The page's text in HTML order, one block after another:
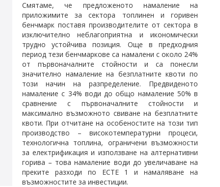
Смятаме, че предложеното намаление на
приложимите за сектора топлинен и горивен
бенчмарк поставя производителите от сектора в
изключително неблагоприятна и икономически
трудно устойчива позиция. Още в предходния
период тези бенчмаркове са намалени с около 24%
от първоначалните стойности и са понесли
значително намаление на безплатните квоти по
този начин на разпределение. Предвиденото
намаление с 34% води до общо намаление 50% в
сравнение с първоначалните стойности и
максимално възможното свиване на безплатните
квоти. При отчитане на особеностите на този тип
производство – високотемпературни процеси,
технологична топлина, ограничени възможности
за електрификация и използване на алтернативни
горива – това намаление води до увеличаване на
преките разходи по ЕСТЕ 1 и намаляване на
възможностите за инвестиции.